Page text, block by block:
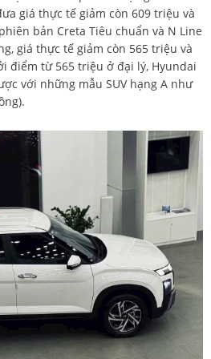
giá thực tế giảm còn 609 triệu và
bản Creta Tiêu chuẩn và N Line
giá thực tế giảm còn 565 triệu và
điểm từ 565 triệu ở đại lý, Hyundai
với những mẫu SUV hạng A như